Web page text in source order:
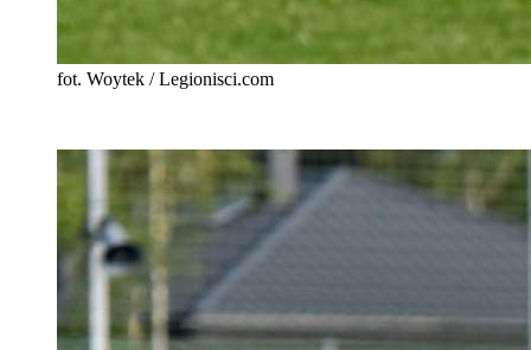
fot. Woytek / Legionisci.com